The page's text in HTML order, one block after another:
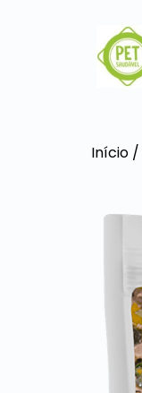
Início /